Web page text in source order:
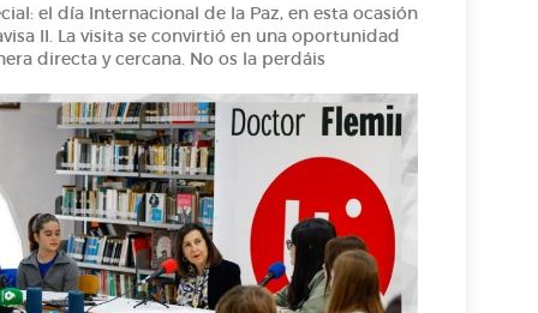
el día Internacional de la Paz, en esta ocasión
II. La visita se convirtió en una oportunidad
directa y cercana. No os la perdáis